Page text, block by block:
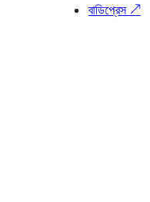
বাডিপ্রেস↗